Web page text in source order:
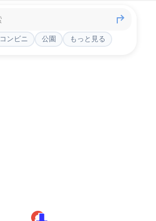
コンビニ 公園 もっと見る